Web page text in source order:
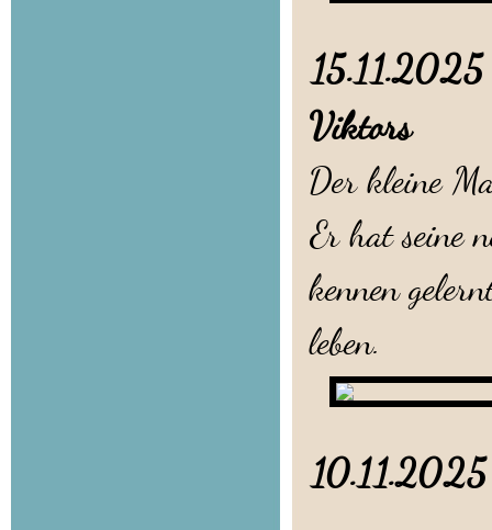
Viktors
Der kleine
Er hat seine
kennen
leben.